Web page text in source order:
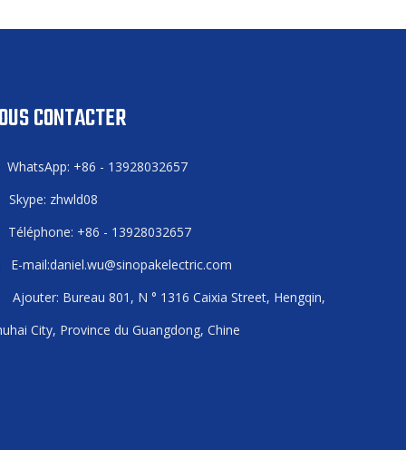
CONTACTER
WhatsApp: +86 - 13928032657
Skype: zhwld08
Téléphone: +86 - 13928032657
E-mail:daniel.wu@sinopakelectric.com
Ajouter: Bureau 801, N ° 1316 Caixia Street, Hengqin,
City, Province du Guangdong, Chine